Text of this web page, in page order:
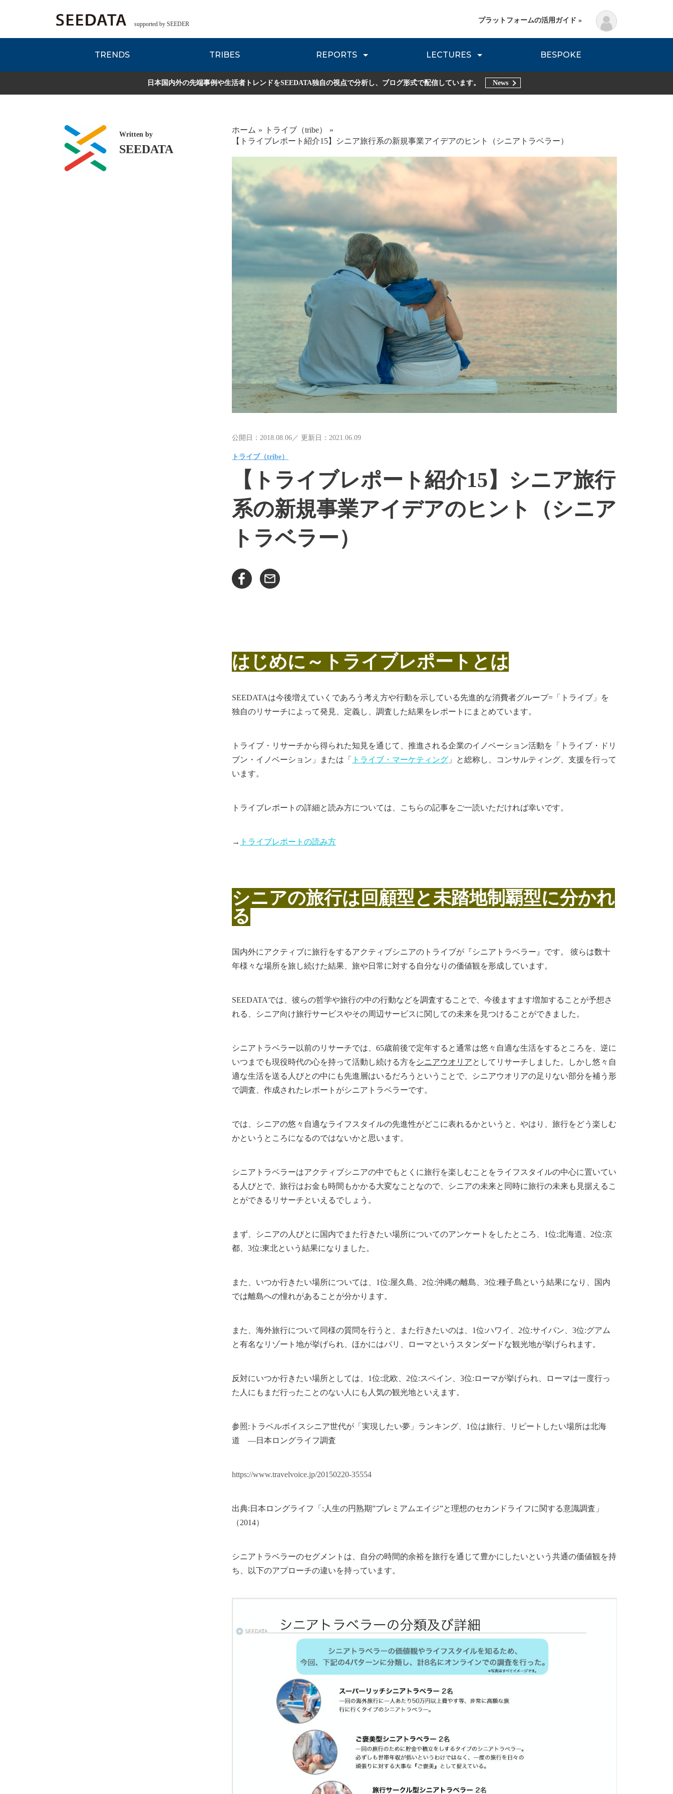
supported by SEEDER
TRENDS TRIBES REPORTS
EDITORIAL REPORT Zsレポート 流通レポート JOURNEY REVIEW DNVB REPORT TRIBE REPORTS
LECTURES
各種データのご紹介 Planning Method
BESPOKE
プラットフォームの活用ガイド »
日本国内外の先端事例や生活者トレンドをSEEDATA独自の視点で分析し、ブログ形式で配信しています。 News
Written by
SEEDATA
ホーム
トライブ（tribe）
【トライブレポート紹介15】シニア旅行系の新規事業アイデアのヒント（シニアトラベラー）
公開日：2018.08.06／ 更新日：2021.06.09
トライブ（tribe）
【トライブレポート紹介15】シニア旅行
系の新規事業アイデアのヒント（シニア
トラベラー）
はじめに～トライブレポートとは
SEEDATAは今後増えていくであろう考え方や行動を示している先進的な消費者グループ=「トライブ」を
独自のリサーチによって発見、定義し、調査した結果をレポートにまとめています。
トライブ・リサーチから得られた知見を通じて、推進される企業のイノベーション活動を「トライブ・ドリ
ブン・イノベーション」または「
トライブ・マーケティング 」と総称し、コンサルティング、支援を行って
います。
トライブレポートの詳細と読み方については、こちらの記事をご一読いただければ幸いです。
→ トライブレポートの読み方
シニアの旅行は回顧型と未踏地制覇型に分かれ
る
国内外にアクティブに旅行をするアクティブシニアのトライブが『シニアトラベラー』です。 彼らは数十
年様々な場所を旅し続けた結果、旅や日常に対する自分なりの価値観を形成しています。
SEEDATAでは、彼らの哲学や旅行の中の行動などを調査することで、今後ますます増加することが予想さ
れる、シニア向け旅行サービスやその周辺サービスに関しての未来を見つけることができました。
シニアトラベラー以前のリサーチでは、65歳前後で定年すると通常は悠々自適な生活をするところを、逆に
いつまでも現役時代の心を持って活動し続ける方をシニアウオリアとしてリサーチしました。しかし悠々自
適な生活を送る人びとの中にも先進層はいるだろうということで、シニアウオリアの足りない部分を補う形
で調査、作成されたレポートがシニアトラベラーです。
では、シニアの悠々自適なライフスタイルの先進性がどこに表れるかというと、やはり、旅行をどう楽しむ
かというところになるのではないかと思います。
シニアトラベラーはアクティブシニアの中でもとくに旅行を楽しむことをライフスタイルの中心に置いてい
る人びとで、旅行はお金も時間もかかる大変なことなので、シニアの未来と同時に旅行の未来も見据えるこ
とができるリサーチといえるでしょう。
まず、シニアの人びとに国内でまた行きたい場所についてのアンケートをしたところ、1位:北海道、2位:京
都、3位:東北という結果になりました。
また、いつか行きたい場所については、1位:屋久島、2位:沖縄の離島、3位:種子島という結果になり、国内
では離島への憧れがあることが分かります。
また、海外旅行について同様の質問を行うと、また行きたいのは、1位:ハワイ、2位:サイパン、3位:グアム
と有名なリゾート地が挙げられ、ほかにはパリ、ローマというスタンダードな観光地が挙げられます。
反対にいつか行きたい場所としては、1位:北欧、2位:スペイン、3位:ローマが挙げられ、ローマは一度行っ
た人にもまだ行ったことのない人にも人気の観光地といえます。
参照:トラベルボイスシニア世代が「実現したい夢」ランキング、1位は旅行、リピートしたい場所は北海
道 ―日本ロングライフ調査
https://www.travelvoice.jp/20150220-35554
出典:日本ロングライフ「:人生の円熟期”プレミアムエイジ”と理想のセカンドライフに関する意識調査」
（2014）
シニアトラベラーのセグメントは、自分の時間的余裕を旅行を通じて豊かにしたいという共通の価値観を持
ち、以下のアプローチの違いを持っています。